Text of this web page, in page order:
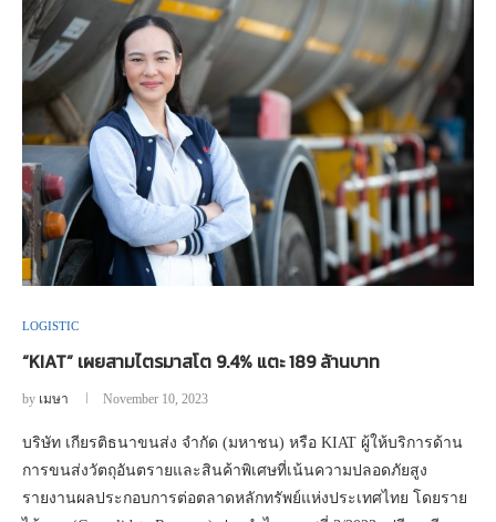
LOGISTIC
“KIAT” เผยสามไตรมาสโต 9.4% แตะ 189 ล้านบาท
by เมษา November 10, 2023
บริษัท เกียรติธนาขนส่ง จำกัด (มหาชน) หรือ KIAT ผู้ให้บริการด้าน
การขนส่งวัตถุอันตรายและสินค้าพิเศษที่เน้นความปลอดภัยสูง
รายงานผลประกอบการต่อตลาดหลักทรัพย์แห่งประเทศไทย โดยราย